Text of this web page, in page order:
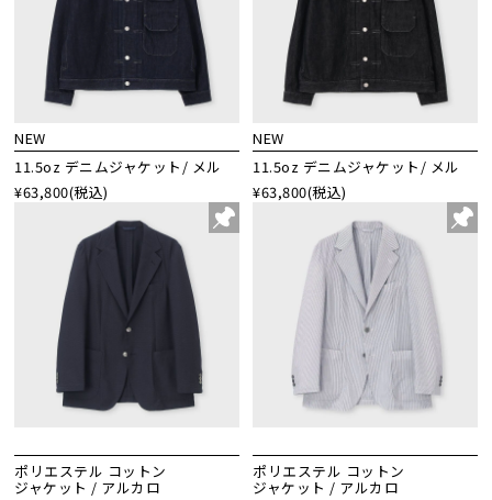
NEW
11.5oz デニムジャケット/ メル
¥63,800(税込)
NEW
11.5oz デニムジャケット/ メル
¥63,800(税込)
ポリエステル コットン
ジャケット / アルカロ
ポリエステル コットン
ジャケット / アルカロ